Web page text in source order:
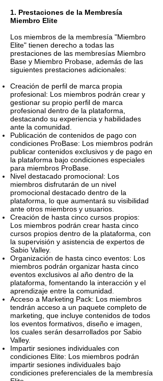
1. Prestaciones de la Membresía
Miembro Elite
Los miembros de la membresía "Miembro
Elite" tienen derecho a todas las
prestaciones de las membresías Miembro
Base y Miembro Probase, además de las
siguientes prestaciones adicionales:
Creación de perfil de marca propia
profesional: Los miembros podrán crear y
gestionar su propio perfil de marca
profesional dentro de la plataforma,
destacando su experiencia y habilidades
ante la comunidad.
Publicación de contenidos de pago con
condiciones ProBase: Los miembros podrán
publicar contenidos exclusivos y de pago en
la plataforma bajo condiciones especiales
para miembros ProBase.
Nivel destacado promocional: Los
miembros disfrutarán de un nivel
promocional destacado dentro de la
plataforma, lo que aumentará su visibilidad
ante otros miembros y usuarios.
Creación de hasta cinco cursos propios:
Los miembros podrán crear hasta cinco
cursos propios dentro de la plataforma, con
la supervisión y asistencia de expertos de
Sabio Valley.
Organización de hasta cinco eventos: Los
miembros podrán organizar hasta cinco
eventos exclusivos al año dentro de la
plataforma, fomentando la interacción y el
aprendizaje entre la comunidad.
Acceso a Marketing Pack: Los miembros
tendrán acceso a un paquete completo de
marketing, que incluye contenidos de todos
los eventos formativos, diseño e imagen,
los cuales serán desarrollados por Sabio
Valley.
Impartir sesiones individuales con
condiciones Elite: Los miembros podrán
impartir sesiones individuales bajo
condiciones preferenciales de la membresía